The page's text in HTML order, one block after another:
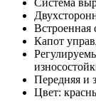
Встроенная
Капот
Передняя и
Цвет: